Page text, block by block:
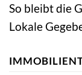
So bleibt die
Lokale